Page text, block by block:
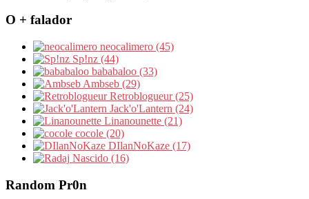
O + falador
neocalimero (45)
Sp!nz (44)
bababaloo (33)
Ambseb (29)
Retroblogueur (25)
Jack'o'Lantern (24)
Linanounette (21)
cocole (20)
DIlanNoKaze (17)
Nascido (16)
Random Pr0n